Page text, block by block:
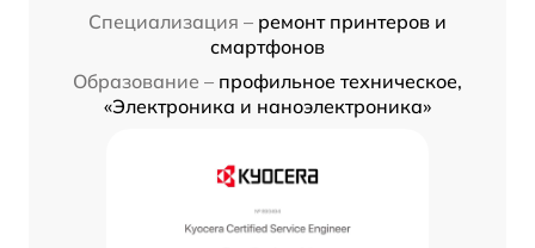
Специализация – ремонт принтеров и
смартфонов
Образование – профильное техническое,
«Электроника и наноэлектроника»